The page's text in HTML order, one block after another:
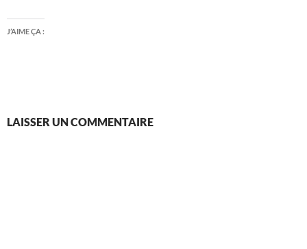
J’AIME ÇA :
LAISSER UN COMMENTAIRE